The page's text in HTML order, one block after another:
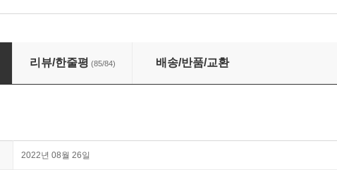
리뷰/한줄평 (85/84) 배송/반품/교환
2022년 08월 26일